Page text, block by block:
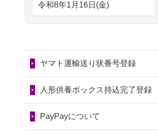
2026/07/30 22:27
墨田区の方からお申込み
神奈川の方からお申込み
2026/07/30 08:46
達を、ちゃんと供養したく、
2026/07/10家から近かったの
で。
2026/07/08誰も住んでいない
実家の片付けを始めました。
...
供養祭までお人形はどうなっ
てるのですか？
が、きちんと供養してもらえ
るのですか？
お願いできますか？
令和8年1月16日(金)
第81回人形供養祭
第80回人形供養祭
第79回人形供養祭
令和7年8月2日(土)
ヤマト運輸送り状番号登録
人形供養ボックス持込完了登録
PayPayについて